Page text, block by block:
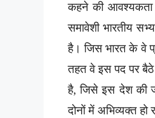
कहने की आवश्यकता
समावेशी भारतीय
है। जिस भारत के वे
तहत वे इस पद पर बैठे
है, जिसे इस देश की
दोनों में अभिव्यक्त हो